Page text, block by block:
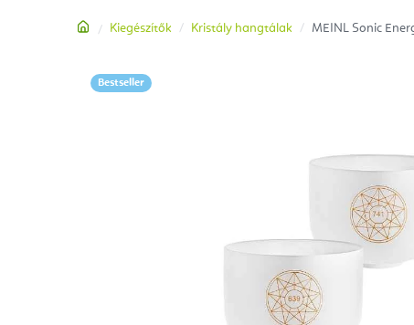
Kezdőlap
Kiegészítők Kristály hangtálak MEINL Sonic
Bestseller